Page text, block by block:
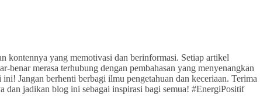
kontennya yang memotivasi dan berinformasi. Setiap artikel
benar merasa terhubung dengan pembahasan yang menyenangkan
Jangan berhenti berbagi ilmu pengetahuan dan keceriaan. Terima
dan jadikan blog ini sebagai inspirasi bagi semua! #EnergiPositif